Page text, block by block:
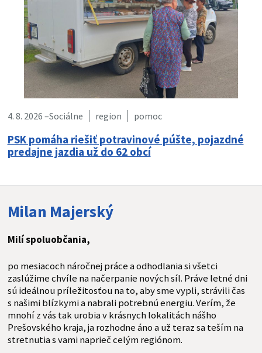
4. 8. 2026 –Sociálne region pomoc
PSK pomáha riešiť potravinové púšte, pojazdné
predajne jazdia už do 62 obcí
Milan Majerský
Milí spoluobčania,
po mesiacoch náročnej práce a odhodlania si všetci
zaslúžime chvíle na načerpanie nových síl. Práve letné dni
sú ideálnou príležitosťou na to, aby sme vypli, strávili čas
s našimi blízkymi a nabrali potrebnú energiu. Verím, že
mnohí z vás tak urobia v krásnych lokalitách nášho
Prešovského kraja, ja rozhodne áno a už teraz sa teším na
stretnutia s vami naprieč celým regiónom.